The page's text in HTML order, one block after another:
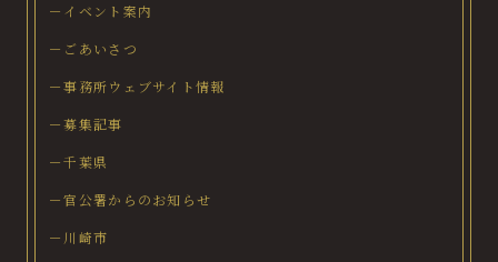
－イベント案内
－ごあいさつ
－事務所ウェブサイト情報
－募集記事
－千葉県
－官公署からのお知らせ
－川崎市